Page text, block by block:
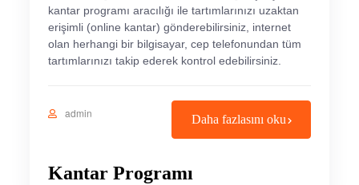
kantar programı aracılığı ile tartımlarınızı uzaktan
erişimli (online kantar) gönderebilirsiniz, internet
olan herhangi bir bilgisayar, cep telefonundan tüm
tartımlarınızı takip ederek kontrol edebilirsiniz.
admin Daha fazlasını oku
Kantar Programı